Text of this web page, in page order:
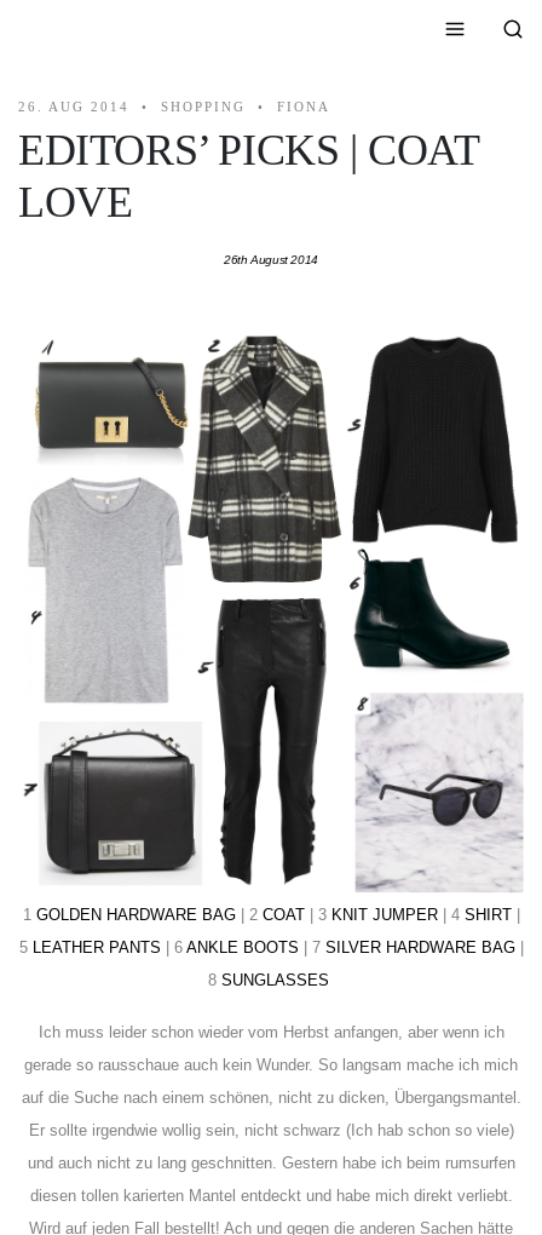
26. AUG 2014 SHOPPING FIONA
EDITORS’ PICKS | COAT
LOVE
26th August 2014
1 GOLDEN HARDWARE BAG| 2 COAT| 3 KNIT JUMPER| 4 SHIRT|
5 LEATHER PANTS | 6 ANKLE BOOTS | 7 SILVER HARDWARE BAG|
8 SUNGLASSES
Ich muss leider schon wieder vom Herbst anfangen, aber wenn ich
gerade so rausschaue auch kein Wunder. So langsam mache ich mich
auf die Suche nach einem schönen, nicht zu dicken, Übergangsmantel.
Er sollte irgendwie wollig sein, nicht schwarz (Ich hab schon so viele)
und auch nicht zu lang geschnitten. Gestern habe ich beim rumsurfen
diesen tollen karierten Mantel entdeckt und habe mich direkt verliebt.
Wird auf jeden Fall bestellt! Ach und gegen die anderen Sachen hätte